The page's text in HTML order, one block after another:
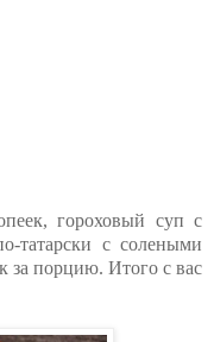
гороховый суп с
татарски с солеными
за порцию. Итого с вас